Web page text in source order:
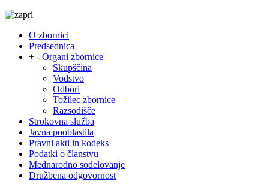
O zbornici
Predsednica
+ - Organi zbornice
Skupščina
Vodstvo
Odbori
Tožilec zbornice
Razsodišče
Strokovna služba
Javna pooblastila
Pravni akti in kodeks
Podatki o članstvu
Mednarodno sodelovanje
Družbena odgovornost